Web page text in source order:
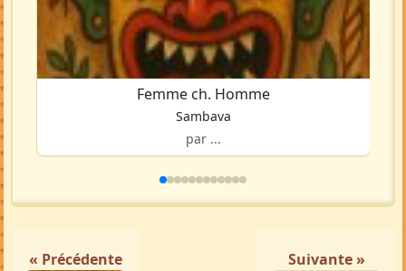
Femme ch. Homme
Sambava
par ...
« Précédente Suivante »